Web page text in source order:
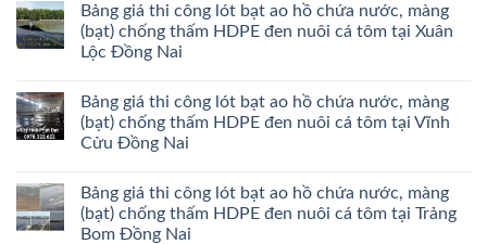
Bảng giá thi công lót bạt ao hồ chứa nước, màng
(bạt) chống thấm HDPE đen nuôi cá tôm tại Xuân
Lộc Đồng Nai
Bảng giá thi công lót bạt ao hồ chứa nước, màng
(bạt) chống thấm HDPE đen nuôi cá tôm tại Vĩnh
Cửu Đồng Nai
Bảng giá thi công lót bạt ao hồ chứa nước, màng
(bạt) chống thấm HDPE đen nuôi cá tôm tại Trảng
Bom Đồng Nai